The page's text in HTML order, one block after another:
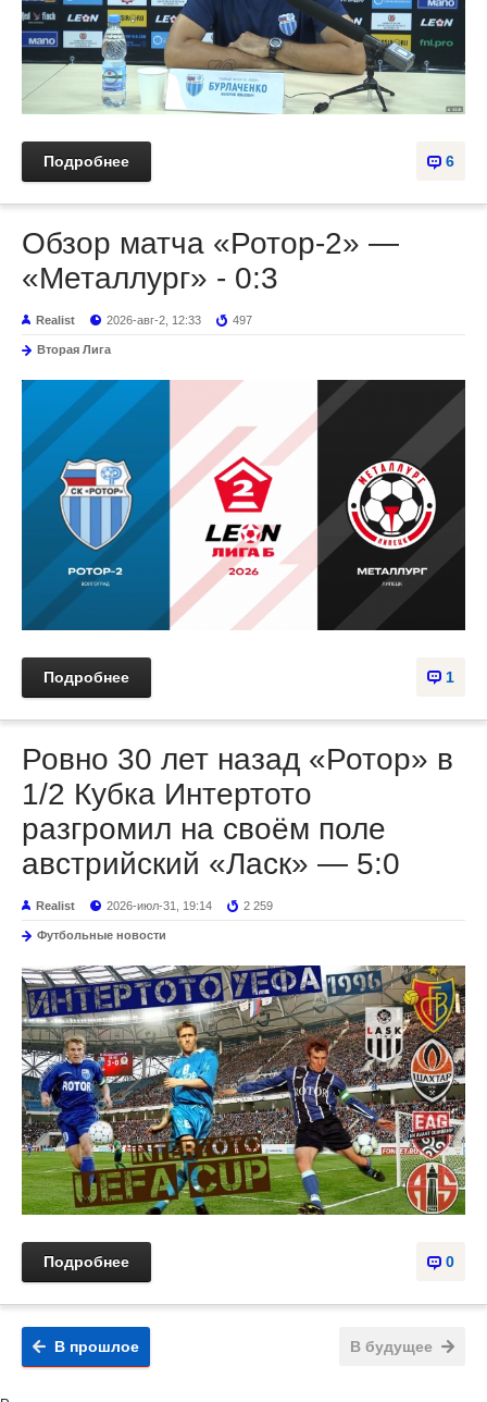
6
Подробнее
Обзор матча «Ротор-2» —
«Металлург» - 0:3
Realist 2026-авг-2, 12:33 497
Вторая Лига
1
Подробнее
Ровно 30 лет назад «Ротор» в
1/2 Кубка Интертото
разгромил на своём поле
австрийский «Ласк» — 5:0
Realist 2026-июл-31, 19:14 2 259
Футбольные новости
0
Подробнее
В будущее
В прошлое